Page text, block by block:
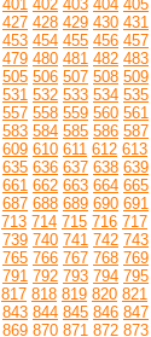
401 402 403 404 405
427 428 429 430 431
453 454 455 456 457
479 480 481 482 483
505 506 507 508 509
531 532 533 534 535
557 558 559 560 561
583 584 585 586 587
609 610 611 612 613
635 636 637 638 639
661 662 663 664 665
687 688 689 690 691
713 714 715 716 717
739 740 741 742 743
765 766 767 768 769
791 792 793 794 795
817 818 819 820 821
843 844 845 846 847
869 870 871 872 873